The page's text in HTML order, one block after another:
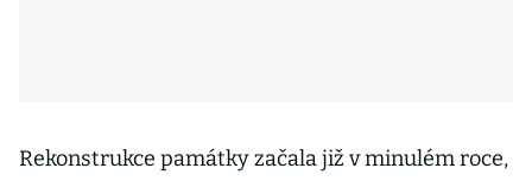
Rekonstrukce památky začala již v minulém roce,